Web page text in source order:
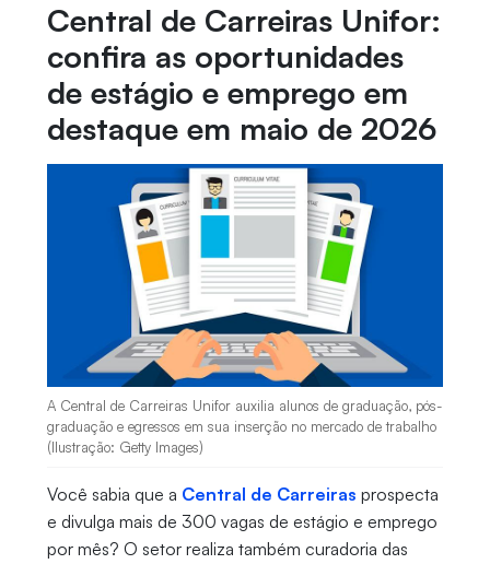
Central de Carreiras Unifor:
confira as oportunidades
de estágio e emprego em
destaque em maio de 2026
A Central de Carreiras Unifor auxilia alunos de graduação, pós-
graduação e egressos em sua inserção no mercado de trabalho
(Ilustração: Getty Images)
Você sabia que a Central de Carreiras prospecta
e divulga mais de 300 vagas de estágio e emprego
por mês? O setor realiza também curadoria das